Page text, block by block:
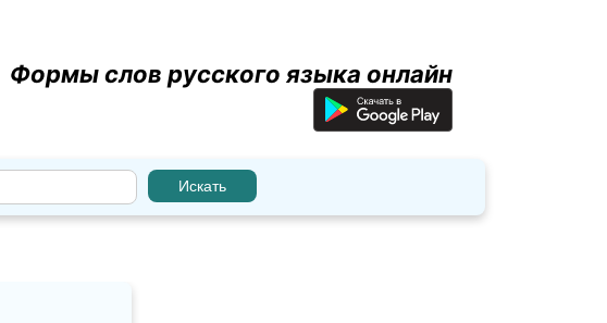
Формы слов русского языка онлайн